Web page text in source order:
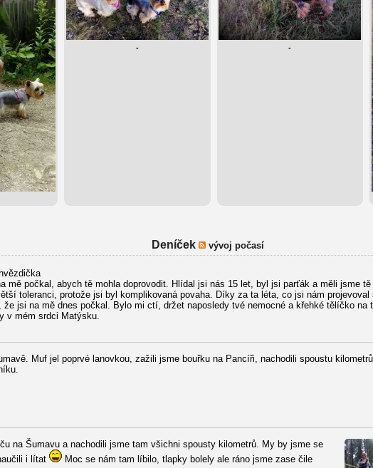
- -
Deníček vývoj počasí
mě počkal, abych tě mohla doprovodit. Hlídal jsi nás 15 let, byl jsi parťák a měli jsme
toleranci, protože jsi byl komplikovaná povaha. Díky za ta léta, co jsi nám projevoval
jsi na mě dnes počkal. Bylo mi ctí, držet naposledy tvé nemocné a křehké tělíčko na
v mém srdci Matýsku.
Muf jel poprvé lanovkou, zažili jsme bouřku na Pancíři, nachodili spoustu
na Šumavu a nachodili jsme tam všichni spousty kilometrů. My by jsme se
i lítat
Moc se nám tam líbilo, tlapky bolely ale ráno jsme zase čile